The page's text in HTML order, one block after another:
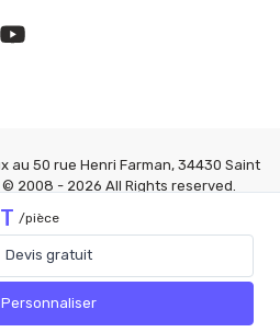
/pièce
/pièce
Devis gratuit
Personnaliser
au 50 rue Henri Farman, 34430 Saint
© 2008 - 2026 All Rights reserved.
|FAQ|Gérer les cookies